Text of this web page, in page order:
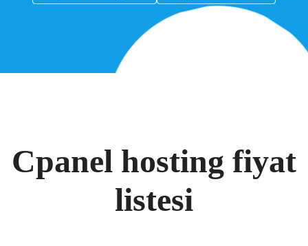
Cpanel hosting fiyat
listesi